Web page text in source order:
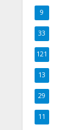
9
33
121
13
29
11